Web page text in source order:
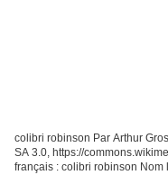
colibri robinson Par Arthur
SA 3.0, https://
français : colibri robinson Nom